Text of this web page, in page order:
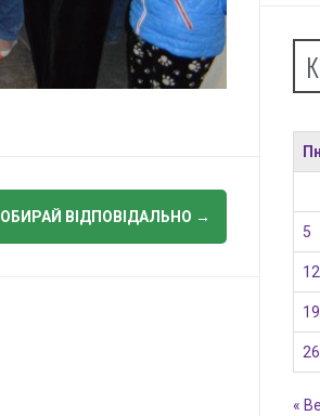
ОБИРАЙ ВІДПОВІДАЛЬНО →
Пн
5
12
19
26
«